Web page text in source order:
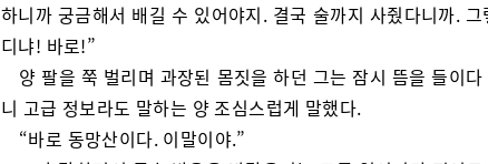
하니까 궁금해서 배길 수 있어야지. 결국 술까지 사줬다니까.
디냐! 바로!”
양 팔을 쭉 벌리며 과장된 몸짓을 하던 그는 잠시 뜸을 들이
니 고급 정보라도 말하는 양 조심스럽게 말했다.
“바로 동망산이다. 이말이야.”